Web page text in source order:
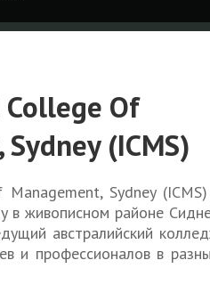
Of
(ICMS)
Sydney
в живописном районе
австралийский
и профессионалов в